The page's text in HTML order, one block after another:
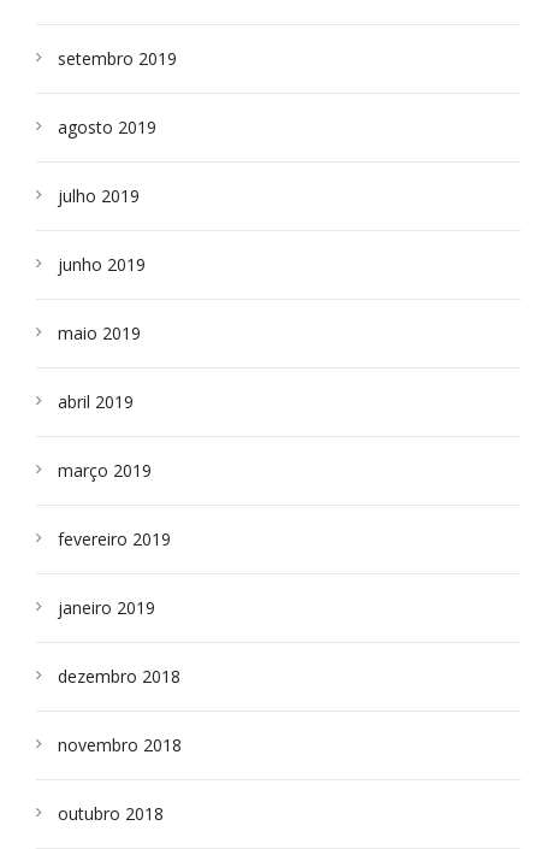
setembro 2019
agosto 2019
julho 2019
junho 2019
maio 2019
abril 2019
março 2019
fevereiro 2019
janeiro 2019
dezembro 2018
novembro 2018
outubro 2018